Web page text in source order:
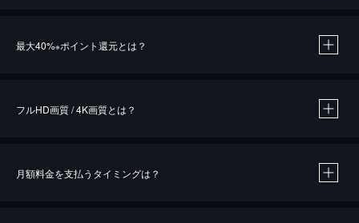
最大40%※ポイント還元とは？
※40％ポイント還元の対象は、クレジットカード決済による作品の購入 / レンタルです。
フルHD画質 / 4K画質とは？
月額料金を支払うタイミングは？